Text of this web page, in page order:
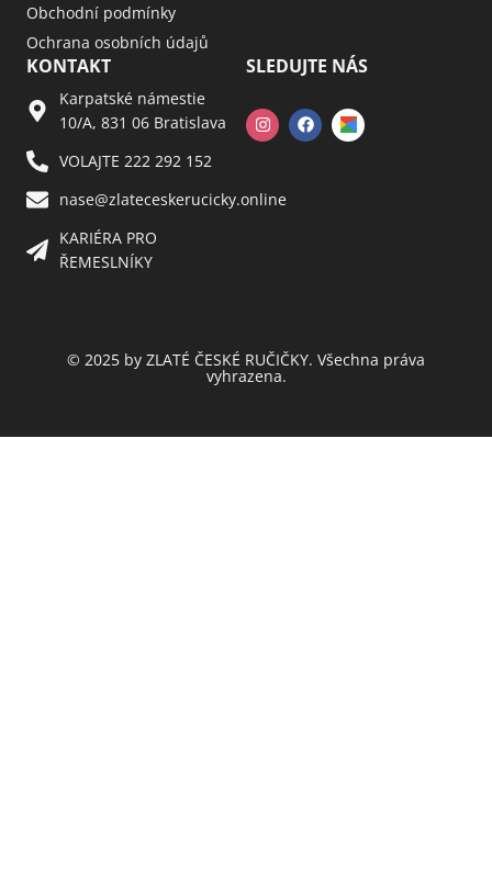
Obchodní podmínky
Ochrana osobních údajů
KONTAKT
Karpatské námestie
10/A, 831 06 Bratislava
VOLAJTE 222 292 152
nase@zlateceskerucicky.online
KARIÉRA PRO
ŘEMESLNÍKY
SLEDUJTE NÁS
© 2025 by ZLATÉ ČESKÉ RUČIČKY. Všechna práva
vyhrazena.